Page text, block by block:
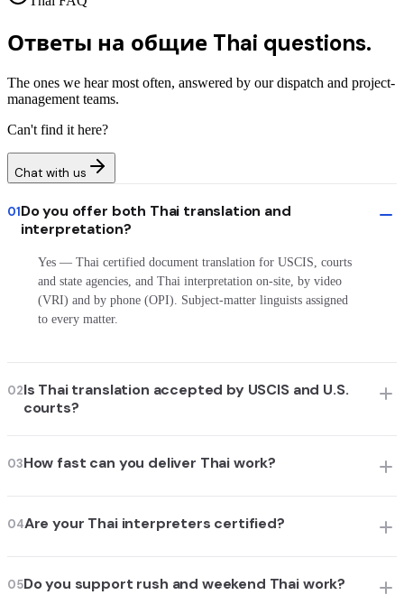
Ответы на общие Thai questions.
The ones we hear most often, answered by our dispatch and project-
management teams.
Can't find it here?
Chat with us
01Do you offer both Thai translation and
interpretation?
Yes — Thai certified document translation for USCIS, courts
and state agencies, and Thai interpretation on-site, by video
(VRI) and by phone (OPI). Subject-matter linguists assigned
to every matter.
02Is Thai translation accepted by USCIS and U.S.
courts?
03How fast can you deliver Thai work?
04Are your Thai interpreters certified?
05Do you support rush and weekend Thai work?